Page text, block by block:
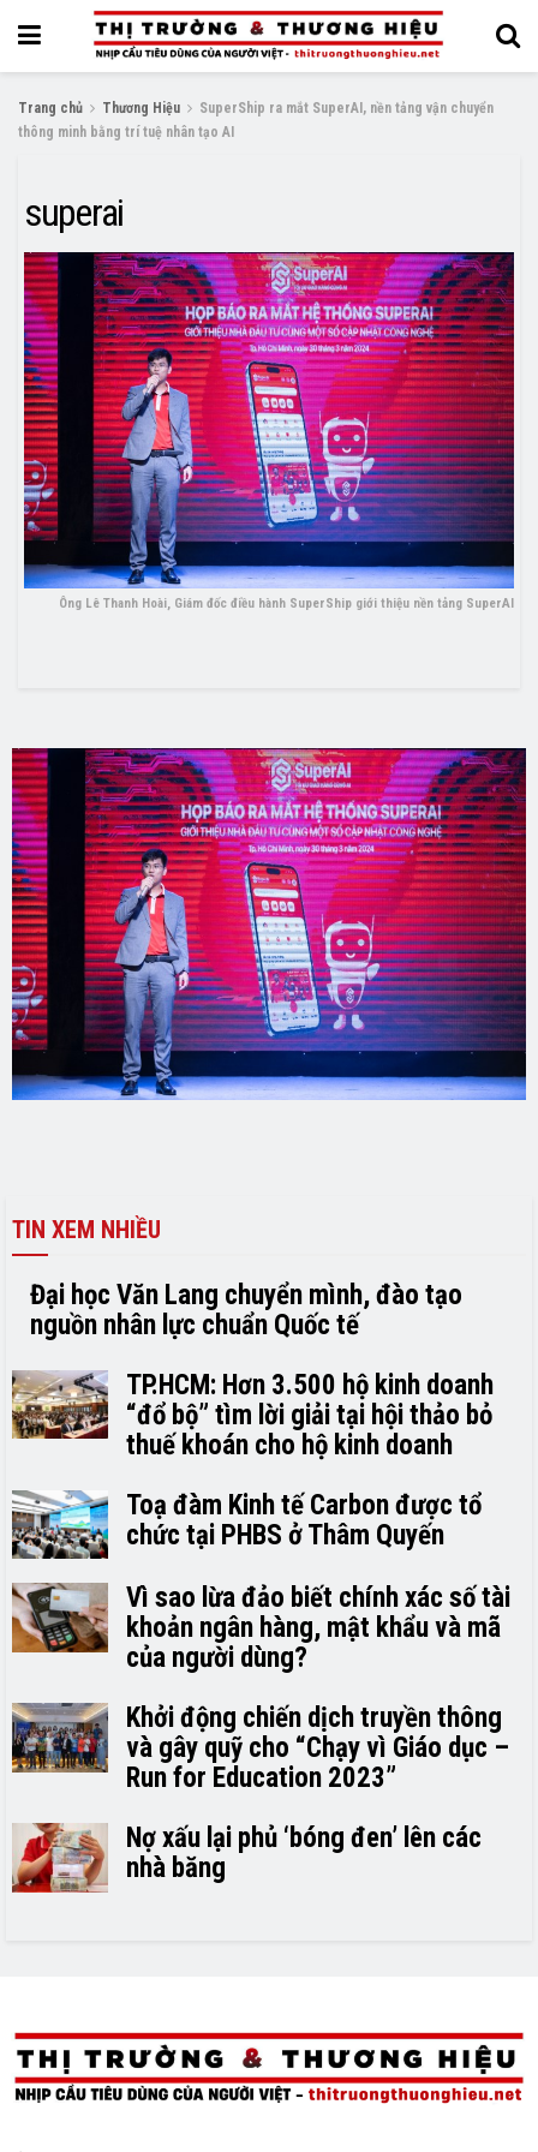
Trang chủ Thương Hiệu
SuperShip ra mắt SuperAI, nền tảng vận chuyển
thông minh bằng trí tuệ nhân tạo AI
superai
Ông Lê Thanh Hoài, Giám đốc điều hành SuperShip giới thiệu nền tảng SuperAI
TIN XEM NHIỀU
Đại học Văn Lang chuyển mình, đào tạo
nguồn nhân lực chuẩn Quốc tế
TP.HCM: Hơn 3.500 hộ kinh doanh
“đổ bộ” tìm lời giải tại hội thảo bỏ
thuế khoán cho hộ kinh doanh
Toạ đàm Kinh tế Carbon được tổ
chức tại PHBS ở Thâm Quyến
Vì sao lừa đảo biết chính xác số tài
khoản ngân hàng, mật khẩu và mã
của người dùng?
Khởi động chiến dịch truyền thông
và gây quỹ cho “Chạy vì Giáo dục –
Run for Education 2023”
Nợ xấu lại phủ ‘bóng đen’ lên các
nhà băng